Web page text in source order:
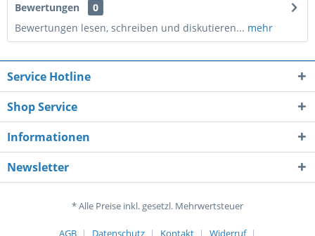
Bewertungen
0
Bewertungen lesen, schreiben und diskutieren... mehr
Service Hotline
Shop Service
Informationen
Newsletter
* Alle Preise inkl. gesetzl. Mehrwertsteuer
AGB Datenschutz Kontakt Widerruf